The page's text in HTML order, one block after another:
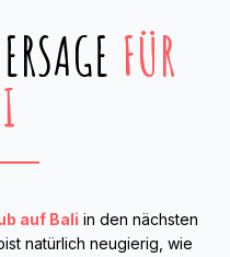
FÜR
auf Bali in den nächsten
natürlich neugierig, wie